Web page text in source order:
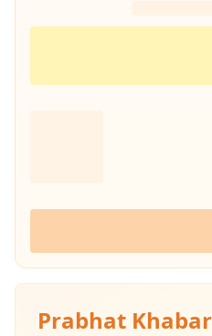
Prabhat